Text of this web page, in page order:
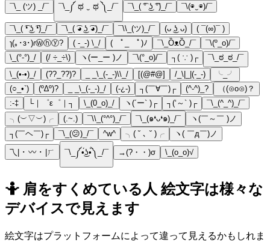
¯\_ (ツ) _/¯ ¯\_༼ ಥ ‿ ಥ ༽_/¯ ¯\_( ͡° ͜ʖ ͡°)_/¯ ¯\(◉‿◉)/¯
¯\_( ͡❛ ͜ʖ ͡❛)_/¯ ¯\_( ͡◕ ͜ʖ ͡◕)_/¯ ¯\\_(ツ)_/¯ (ᴗ ͜ʖ ᴗ)
( ¯(∞)¯ )
ɿ(｡･ɜ･)ɾⓌⓗⓨ?
( -_-) \_/ ( ﾟ_ゝﾟ)ﾉ ¯\_ȌᴥȌ_/¯
¯\(º_o)/¯
\_(°-°)_/
(/ ÷_÷\) ヽ(ー_ー )ノ ¯\(°_o)/¯ ┐( ∵ )┌
¯\_ಠ_ಠ_/¯
\_(•-•)_/
(??_??)? _ _\_(-_-)\\_/ [(@#@] /_\|_|(-_-)
╰_╯
(○_•`)
(º∆º)? _ _\_(-_-)_/ (-¿-) ┐(￣∀￣)┌ (^-^)_?
（(⊙o⊙)？
:-‡
└｜゜ε゜｜┐ \_(0_o)_/ ヽ(´ー` )┌ ┐(‘～` )┌
¯\_(^_^)_/¯
╮(︶▽︶)╭
(.~.) ¯\\_(°^°)_/¯ ¯\_(๑❛ᴗ❛๑)_/¯
ヽ(￣～￣ )ノ
┐(￣ヘ￣)┌
¯\_(😕)_/¯ ^w^ ╮( ˘ ､ ˘ )╭ ヽ( ￣д￣)ノ
乁| ･ 〰 ･ |ㄏ ¯\_༼•́͜ʖ•̀༽_/¯ →(?・・)σ \_(o_o)√
🤷 肩をすくめている人 絵文字は様々な
デバイスで見えます
絵文字はプラットフォームによって違って見えるかもしれま